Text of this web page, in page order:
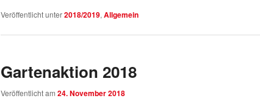
Veröffentlicht unter2018/2019, Allgemein
Gartenaktion 2018
Veröffentlicht am 24. November 2018